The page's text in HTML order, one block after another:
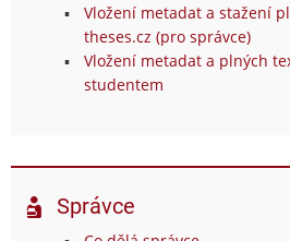
Vložení metadat a stažení
theses.cz (pro správce)
Vložení metadat a plných
studentem
Správce